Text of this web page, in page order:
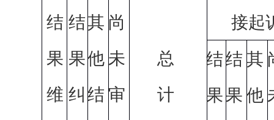
结
果
维
结
果
纠
其
他
结
尚
未
审
总
计
接起
结
果
结
果
其
他